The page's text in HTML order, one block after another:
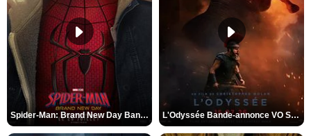
Spider-Man: Brand New Day Bande-annonce VO STFR L'Odyssée Bande-annonce VO STFR